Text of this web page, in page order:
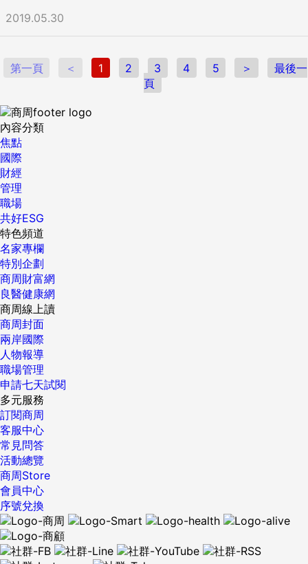
2019.05.30
第一頁 ＜ 1 2 3 4 5 ＞
最後一
頁
內容分類
焦點
國際
財經
管理
職場
共好ESG
特色頻道
名家專欄
特別企劃
商周財富網
良醫健康網
商周線上讀
商周封面
兩岸國際
人物報導
職場管理
申請七天試閱
多元服務
訂閱商周
客服中心
常見問答
活動總覽
商周Store
會員中心
序號兌換